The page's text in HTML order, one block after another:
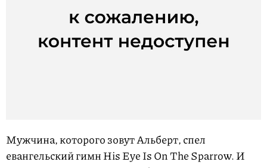
Мужчина, которого зовут Альберт, спел
евангельский гимн His Eye Is On The Sparrow. И